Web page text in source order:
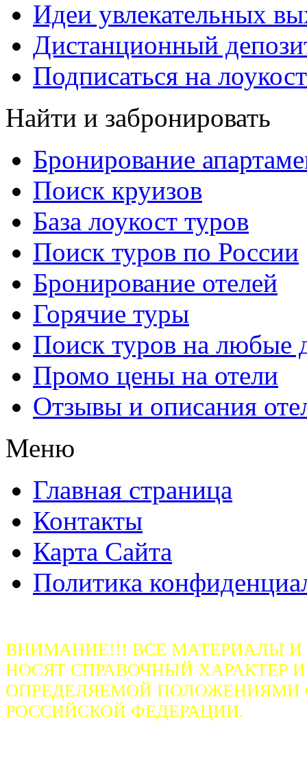
Идеи увлекательных
Дистанционный
Подписаться на
Найти и забронировать
Бронирование
Поиск круизов
База лоукост туров
Поиск туров по России
Бронирование отелей
Горячие туры
Поиск туров на любые
Промо цены на отели
Отзывы и описания
Меню
Главная страница
Контакты
Карта Сайта
Политика
ВНИМАНИЕ!!! ВСЕ МАТЕРИАЛЫ
НОСЯТ СПРАВОЧНЫЙ ХАРАКТЕР
ОПРЕДЕЛЯЕМОЙ ПОЛОЖЕНИЯМИ
РОССИЙСКОЙ ФЕДЕРАЦИИ.